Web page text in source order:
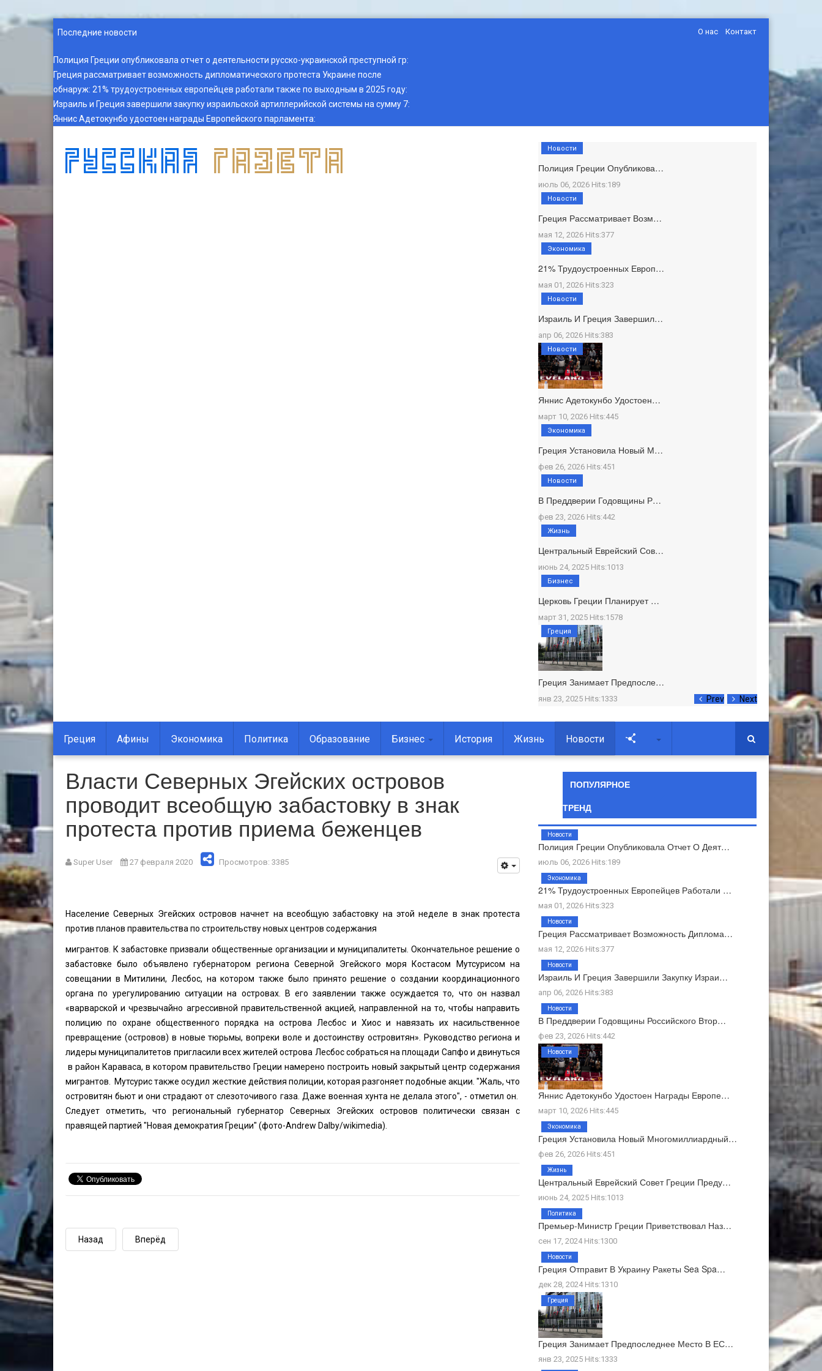
Последние новости
Полиция Греции опубликовала отчет о деятельности русско-украинской преступной гр:
Греция рассматривает возможность дипломатического протеста Украине после
обнаруж: 21% трудоустроенных европейцев работали также по выходным в 2025 году:
Израиль и Греция завершили закупку израильской артиллерийской системы на сумму 7:
Яннис Адетокунбо удостоен награды Европейского парламента:
О нас Контакт
Prev Next
Полиция Греции Опубликова…
июль 06, 2026 Hits:189
Новости
Греция Рассматривает Возм…
мая 12, 2026 Hits:377
Новости
21% Трудоустроенных Европ…
мая 01, 2026 Hits:323
Экономика
Израиль И Греция Завершил…
апр 06, 2026 Hits:383
Новости
Яннис Адетокунбо Удостоен…
март 10, 2026 Hits:445
Новости
Греция Установила Новый М…
фев 26, 2026 Hits:451
Экономика
В Преддверии Годовщины Р…
фев 23, 2026 Hits:442
Новости
Центральный Еврейский Сов…
июнь 24, 2025 Hits:1013
Жизнь
Церковь Греции Планирует …
март 31, 2025 Hits:1578
Бизнес
Греция Занимает Предпосле…
янв 23, 2025 Hits:1333
Греция
Греция Афины Экономика Политика Образование Бизнес История Жизнь Новости
Власти Северных Эгейских островов
проводит всеобщую забастовку в знак
протеста против приема беженцев
Super User 27 февраля 2020 Просмотров: 3385
Население Северных Эгейских островов начнет на всеобщую забастовку на этой неделе в знак протеста
против планов правительства по строительству новых центров содержания
мигрантов. К забастовке призвали общественные организации и муниципалитеты. Окончательное решение о
забастовке было объявлено губернатором региона Северной Эгейского моря Костасом Мутсурисом на
совещании в Митилини, Лесбос, на котором также было принято решение о создании координационного
органа по урегулированию ситуации на островах. В его заявлении также осуждается то, что он назвал
«варварской и чрезвычайно агрессивной правительственной акцией, направленной на то, чтобы направить
полицию по охране общественного порядка на острова Лесбос и Хиос и навязать их насильственное
превращение (островов) в новые тюрьмы, вопреки воле и достоинству островитян». Руководство региона и
лидеры муниципалитетов пригласили всех жителей острова Лесбос собраться на площади Сапфо и двинуться
в район Караваса, в котором правительство Греции намерено построить новый закрытый центр содержания
мигрантов. Мутсурис также осудил жесткие действия полиции, которая разгоняет подобные акции. "Жаль, что
островитян бьют и они страдают от слезоточивого газа. Даже военная хунта не делала этого", - отметил он.
Следует отметить, что региональный губернатор Северных Эгейских островов политически связан с
правящей партией "Новая демократия Греции" (фото-Andrew Dalby/wikimedia).
Назад Вперёд
ПОПУЛЯРНОЕ
ТРЕНД
Полиция Греции Опубликовала Отчет О Деят…
июль 06, 2026 Hits:189
Новости
21% Трудоустроенных Европейцев Работали …
мая 01, 2026 Hits:323
Экономика
Греция Рассматривает Возможность Диплома…
мая 12, 2026 Hits:377
Новости
Израиль И Греция Завершили Закупку Израи…
апр 06, 2026 Hits:383
Новости
В Преддверии Годовщины Российского Втор…
фев 23, 2026 Hits:442
Новости
Яннис Адетокунбо Удостоен Награды Европе…
март 10, 2026 Hits:445
Новости
Греция Установила Новый Многомиллиардный…
фев 26, 2026 Hits:451
Экономика
Центральный Еврейский Совет Греции Преду…
июнь 24, 2025 Hits:1013
Жизнь
Премьер-Министр Греции Приветствовал Наз…
сен 17, 2024 Hits:1300
Политика
Греция Отправит В Украину Ракеты Sea Spa…
дек 28, 2024 Hits:1310
Новости
Греция Занимает Предпоследнее Место В ЕС…
янв 23, 2025 Hits:1333
Греция